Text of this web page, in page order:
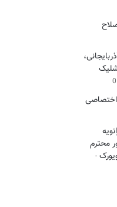
شهروند ۴۲ ساله آذربایجانی،
شلیک
سازمان ملل متحد تاریخ: 8 ژانویه
محترم